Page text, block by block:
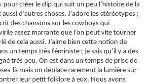
pour créer le clip qui suit un peu l’histoire de la
d’autres choses. J’adore les stéréotypes ;
des chansons sur les cowboys qui
assez marrante que l’on peut vite tourner
de cela aussi. J’aime bien cette notion de
un temps très féministe ; je sais qu’il y a des
très peu. On est dans un temps de prise de
là mais on déplace rarement la lumière sur
leur petit folklore à eux. Nous avons